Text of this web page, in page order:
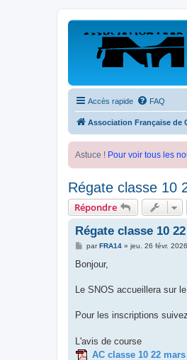
Accès rapide FAQ
Association Française de
Astuce ! Pour voir tous les
Régate classe 10
Répondre
Régate classe 10
M
s
g
parFRA14» jeu. 26 févr.
Bonjour,
Le SNOS accueillera sur
Pour les inscriptions
L'avis de course
AC classe 10 22